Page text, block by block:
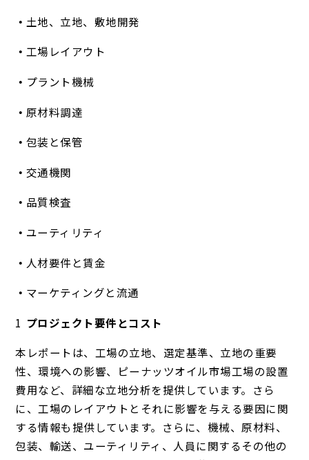
土地、立地、敷地開発
工場レイアウト
プラント機械
原材料調達
包装と保管
交通機関
品質検査
ユーティリティ
人材要件と賃金
マーケティングと流通
プロジェクト要件とコスト
本レポートは、工場の立地、選定基準、立地の重要
性、環境への影響、ピーナッツオイル市場工場の設置
費用など、詳細な立地分析を提供しています。さら
に、工場のレイアウトとそれに影響を与える要因に関
する情報も提供しています。さらに、機械、原材料、
包装、輸送、ユーティリティ、人員に関するその他の